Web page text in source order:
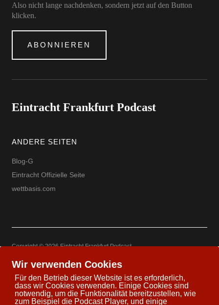
Also nicht lange nachdenken, sondern jetzt auf den Button
klicken.
ABONNIEREN
Eintracht Frankfurt Podcast
ANDERE SEITEN
Blog-G
Eintracht Offizielle Seite
wettbasis.com
Copyright © 2026 Eintracht Frankfurt Podcast
Theme: Uku byElmastudio
TwitterFacebook
Youtube
Google+
Wir verwenden Cookies
Für den Betrieb dieser Website ist es erforderlich,
dass wir Cookies verwenden. Einige Cookies sind
notwendig, um die Funktionalität bereitzustellen, wie
zum Beispiel die Podcast Player, und einige